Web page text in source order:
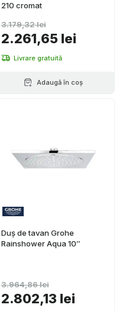
210 cromat
2.261,65 lei
3.179,32 lei
Livrare gratuită
Adaugă în coș
Duș de tavan Grohe
Rainshower Aqua 10″
2.802,13 lei
3.964,86 lei